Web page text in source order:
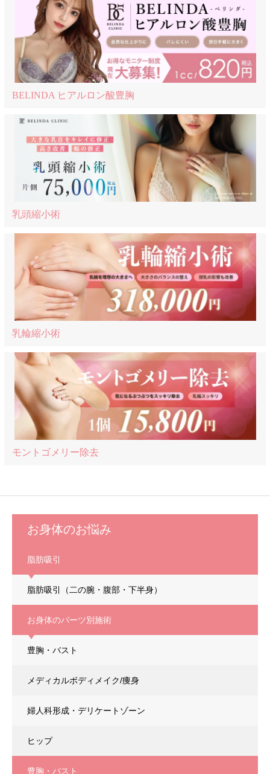
BELINDA ヒアルロン酸豊胸
乳頭縮小術
乳輪縮小術
モントゴメリー除去
お身体のお悩み
脂肪吸引
脂肪吸引 （二の腕・腹部・下半身）
お身体のパーツ別施術
豊胸・バスト
メディカルボディメイク/痩身
婦人科形成・デリケートゾーン
ヒップ
豊胸・バスト